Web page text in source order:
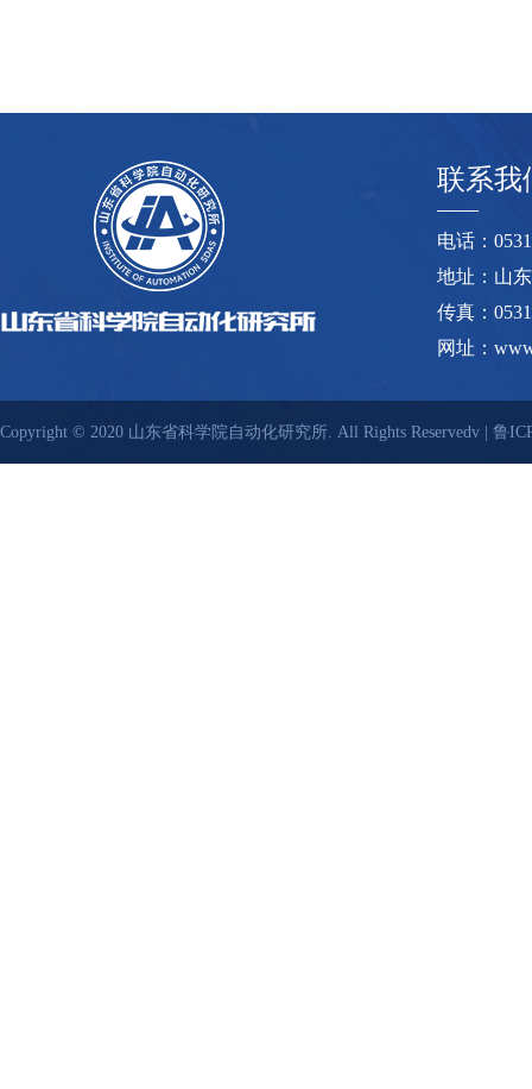
联系我
电话：
地址：山
传真：
网址：
Copyright © 2020 山东省科学院自动化研究所. All Rights Reservedv | 鲁